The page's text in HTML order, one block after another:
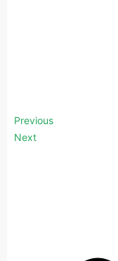
Previous
Next